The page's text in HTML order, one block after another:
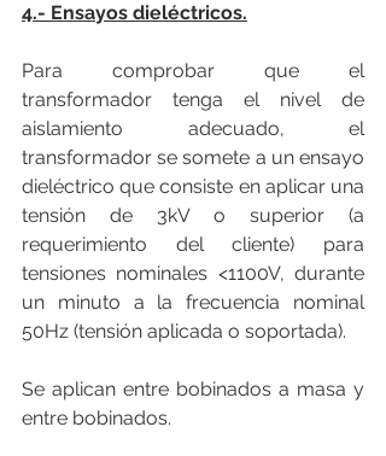
4.- Ensayos dieléctricos.
Para comprobar que el
transformador tenga el nivel de
aislamiento adecuado, el
transformador se somete a un ensayo
dieléctrico que consiste en aplicar una
tensión de 3kV o superior (a
requerimiento del cliente) para
tensiones nominales <1100V, durante
un minuto a la frecuencia nominal
50Hz (tensión aplicada o soportada).
Se aplican entre bobinados a masa y
entre bobinados.